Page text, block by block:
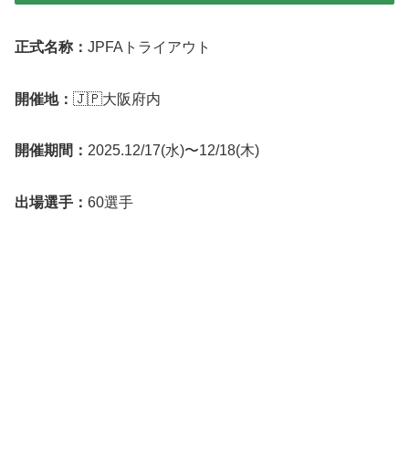
正式名称： JPFAトライアウト
開催地： 🇯🇵大阪府内
開催期間： 2025.12/17(水)〜12/18(木)
出場選手： 60選手